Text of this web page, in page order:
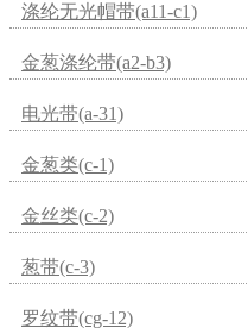
涤纶无光帽带(a11-c1)
金葱涤纶带(a2-b3)
电光带(a-31)
金葱类(c-1)
金丝类(c-2)
葱带(c-3)
罗纹带(cg-12)